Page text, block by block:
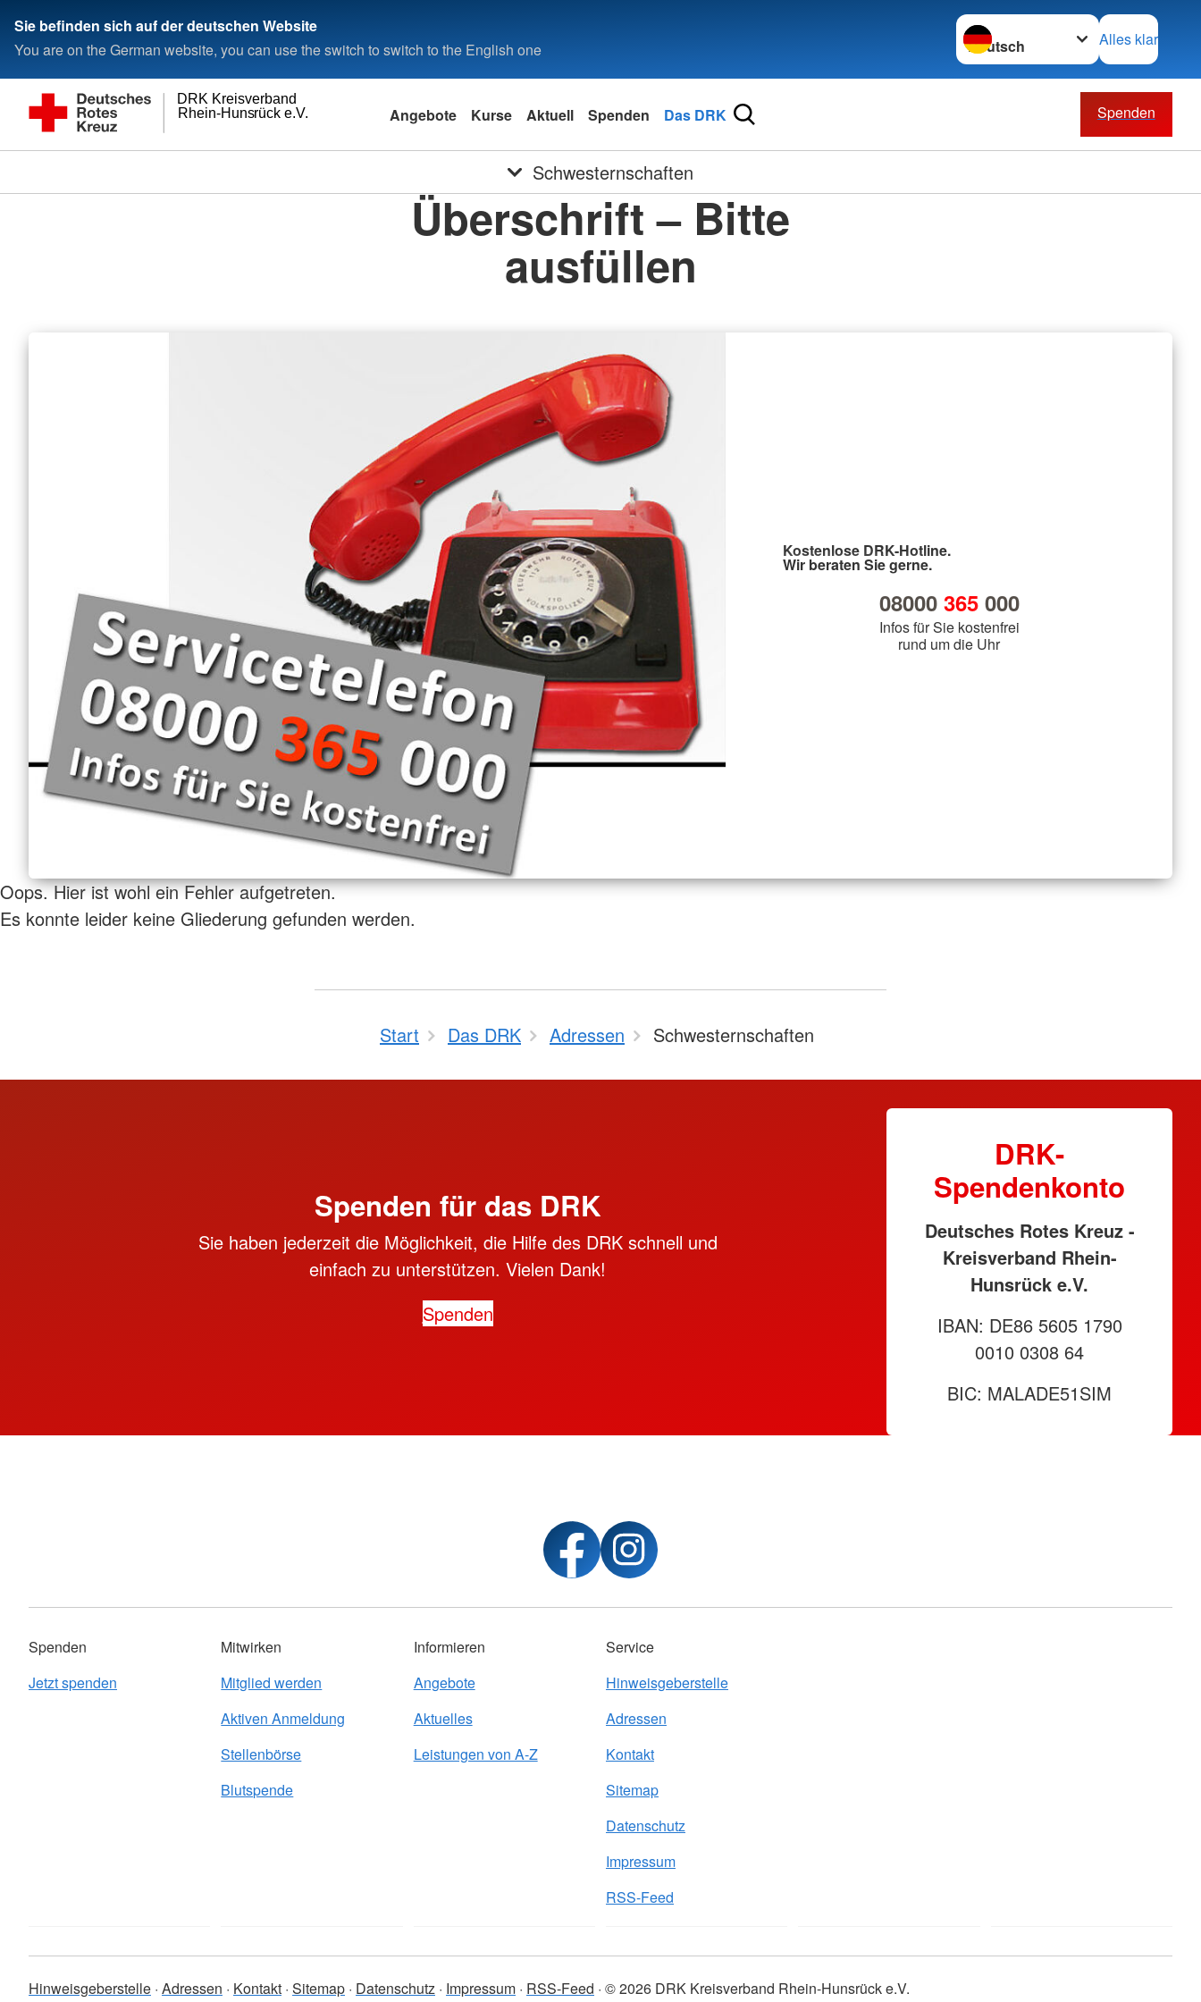
Sie befinden sich auf der deutschen Website
You are on the German website, you can use the switch to switch to the English one
Sprache wechseln zu
Alles klar
Rhein-Hunsrück e.V.
DRK Kreisverband
Angebote Kurse Aktuell Spenden Das DRK Spenden
Schwesternschaften
Überschrift – Bitte
ausfüllen
Kostenlose DRK-Hotline.
Wir beraten Sie gerne.
08000 365000
Infos für Sie kostenfrei
rund um die Uhr
Oops. Hier ist wohl ein Fehler aufgetreten.
Es konnte leider keine Gliederung gefunden werden.
Start Das DRK Adressen Schwesternschaften
Spenden für das DRK
Sie haben jederzeit die Möglichkeit, die Hilfe des DRK schnell und
einfach zu unterstützen. Vielen Dank!
Spenden
DRK-
Spendenkonto
Deutsches Rotes Kreuz -
Kreisverband Rhein-
Hunsrück e.V.
IBAN: DE86 5605 1790
0010 0308 64
BIC: MALADE51SIM
Spenden
Jetzt spenden
Mitwirken
Mitglied werden
Aktiven Anmeldung
Stellenbörse
Blutspende
Informieren
Angebote
Aktuelles
Leistungen von A-Z
Service
Hinweisgeberstelle
Adressen
Kontakt
Sitemap
Datenschutz
Impressum
RSS-Feed
Hinweisgeberstelle Adressen Kontakt Sitemap Datenschutz Impressum RSS-Feed © 2026 DRK Kreisverband Rhein-Hunsrück e.V.